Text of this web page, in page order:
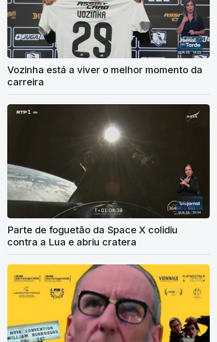
Vozinha está a viver o melhor momento da
carreira
Parte de foguetão da Space X colidiu
contra a Lua e abriu cratera